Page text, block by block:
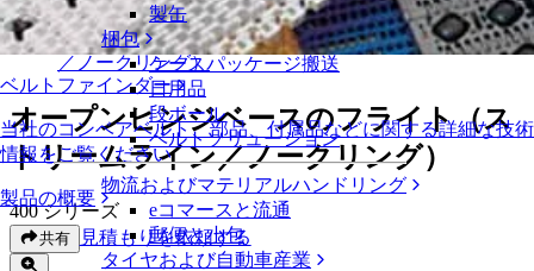
ベルトファインダー
当社のコンベアベルト、部品、付属品などに関する詳細な技術
情報をご覧ください
製品の概要
製缶
梱包
ケースパッケージ搬送
日用品
段ボール
ベルトソリューション
物流およびマテリアルハンドリング
eコマースと流通
郵便と小包
タイヤおよび自動車産業
400 シリーズ
オープンヒンジベースのフライト（ストリームライン
／ノークリング）
オープンヒンジベースのフライト（ス
トリームライン／ノークリング）
400 シリーズ
共有 見積もりを依頼する